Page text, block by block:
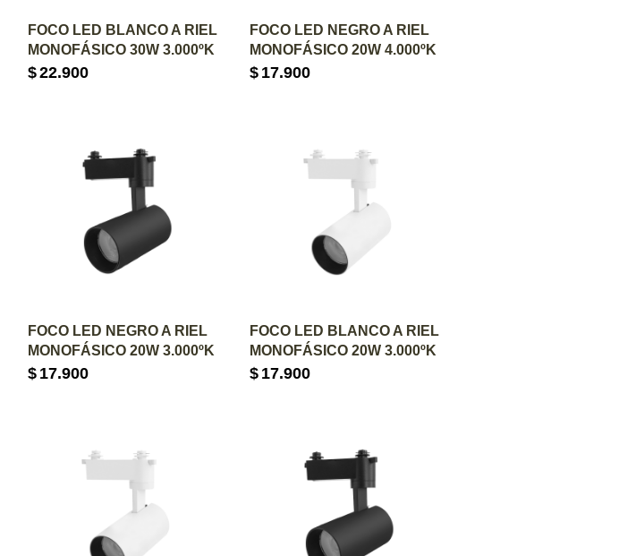
AGREGAR AL CARRITO
FOCO LED BLANCO A RIEL
MONOFÁSICO 30W 3.000ºK
$22.900
AGREGAR AL CARRITO
FOCO LED NEGRO A RIEL
MONOFÁSICO 20W 4.000ºK
$ 17.900
AGREGAR AL CARRITO
FOCO LED NEGRO A RIEL
MONOFÁSICO 20W 3.000ºK
$ 17.900
AGREGAR AL CARRITO
FOCO LED BLANCO A RIEL
MONOFÁSICO 20W 3.000ºK
$ 17.900